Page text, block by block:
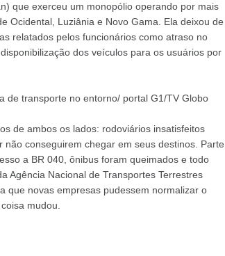
que exerceu um monopólio operando por mais
Ocidental, Luziânia e Novo Gama. Ela deixou de
relatados pelos funcionários como atraso no
dos veículos para os usuários por
de transporte no entorno/ portal G1/TV Globo
de ambos os lados: rodoviários insatisfeitos
conseguirem chegar em seus destinos. Parte
a BR 040, ônibus foram queimados e todo
Agência Nacional de Transportes Terrestres
que novas empresas pudessem normalizar o
mudou.